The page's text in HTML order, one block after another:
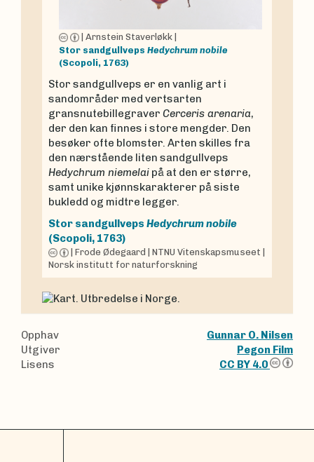
Arnstein Staverløkk
Stor sandgullveps Hedychrum nobile
(Scopoli, 1763)
Stor sandgullveps er en vanlig art i
sandområder med vertsarten
gransnutebillegraver Cerceris arenaria,
der den kan finnes i store mengder. Den
besøker ofte blomster. Arten skilles fra
den nærstående liten sandgullveps
Hedychrum niemelai på at den er større,
samt unike kjønnskarakterer på siste
bukledd og midtre legger.
Stor sandgullveps Hedychrum nobile
(Scopoli, 1763)
Frode Ødegaard NTNU Vitenskapsmuseet
Norsk institutt for naturforskning
Opphav
Gunnar O. Nilsen
Utgiver
Pegon Film
Lisens
CC BY 4.0